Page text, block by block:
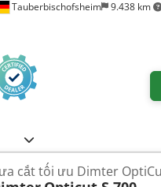
Tauberbischofsheim 9.438 km
cắt tối ưu Dimter